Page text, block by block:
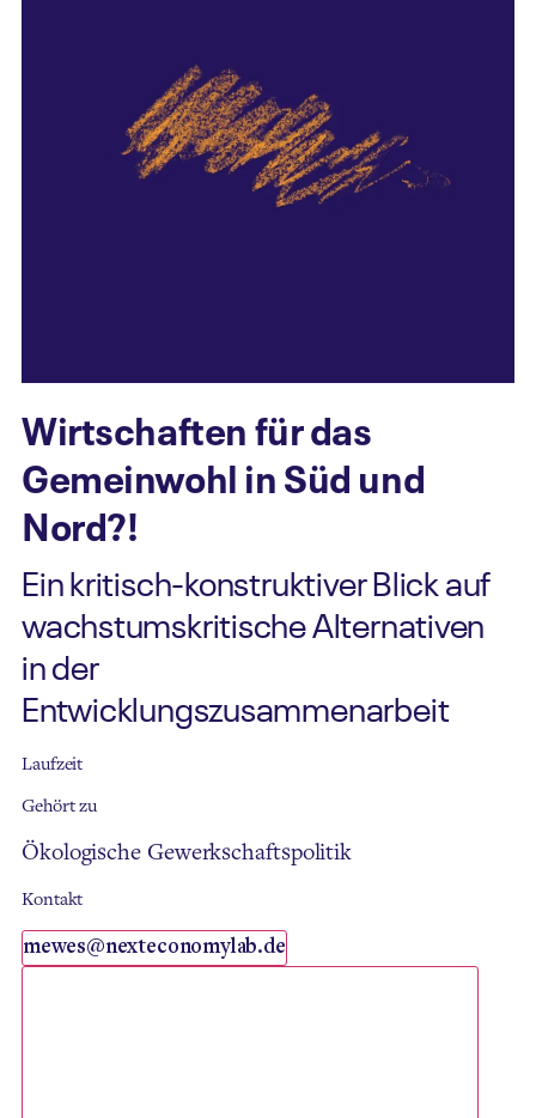
Wirtschaften für das
Gemeinwohl in Süd und
Nord?!
Ein kritisch-konstruktiver Blick auf
wachstumskritische Alternativen
in der
Entwicklungszusammenarbeit
Laufzeit
Gehört zu
Ökologische Gewerkschaftspolitik
Kontakt
mewes@nexteconomylab.de